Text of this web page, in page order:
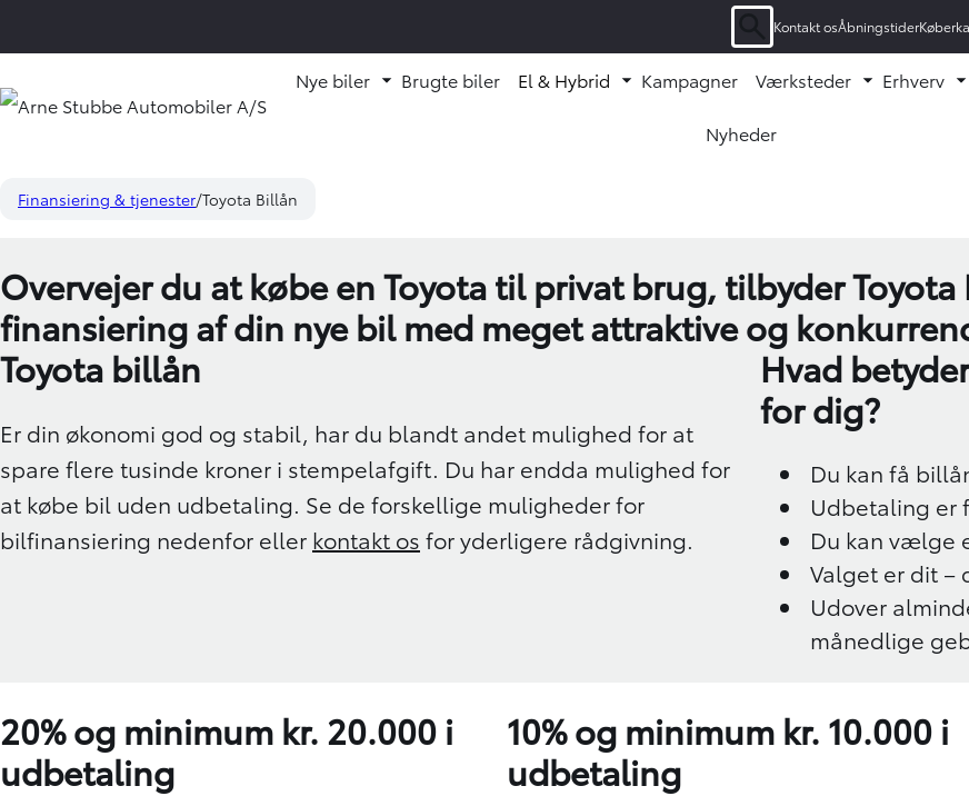
Søgning
Kontakt osÅbningstider
Nye biler Fold undermenu ud
Brugte biler El & Hybrid Fold undermenu ud
Kampagner Værksteder FoldErhverv
Nyheder
Finansiering & tjenester Toyota Billån
Overvejer du at købe en Toyota til privat brug, tilbyder
finansiering af din nye bil med meget attraktive og
Toyota billån
Er din økonomi god og stabil, har du blandt andet mulighed for at
spare flere tusinde kroner i stempelafgift. Du har endda mulighed for
at købe bil uden udbetaling. Se de forskellige muligheder for
bilfinansiering nedenfor eller kontakt os for yderligere rådgivning.
Hvad
for dig?
Du kan få
Udbetaling er
Du kan vælge
Valget er dit –
Udover
månedlige
20% og minimum kr. 20.000 i
udbetaling
10% og minimum kr. 10.000 i
udbetaling